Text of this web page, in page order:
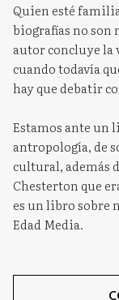
Quien esté
biografías no son
autor concluye la
cuando todavía
hay que debatir
Estamos ante un
antropología, de
cultural, además
Chesterton que
es un libro sobre
Edad Media.